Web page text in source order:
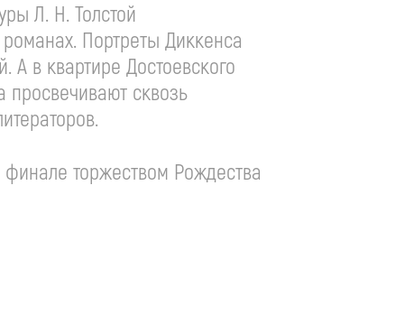
Л. Н. Толстой
Портреты Диккенса
в квартире Достоевского
просвечивают сквозь
финале торжеством Рождества